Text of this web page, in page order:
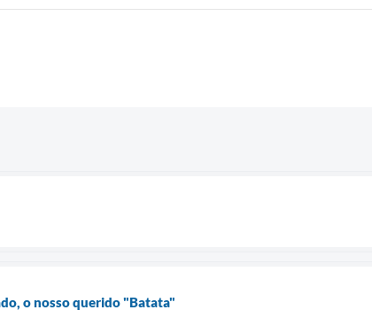
o nosso querido "Batata"